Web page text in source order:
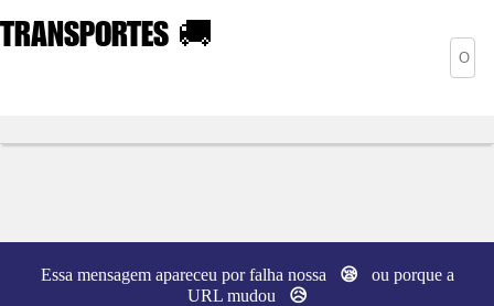
TRANSPORTES 🚚
Essa mensagem apareceu por falha nossa 😪
ou porque a
URL mudou 😥